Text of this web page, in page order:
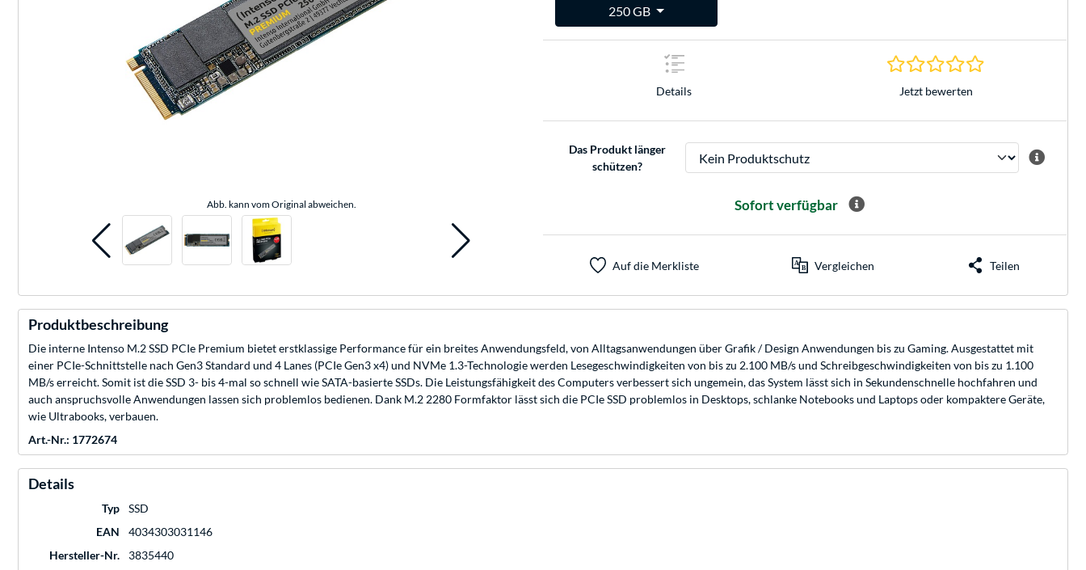
Abb. kann vom Original abweichen.
250 GB
Details
0.0 Sterne bei 0
Jetzt bewerten
Das Produkt länger
schützen?
Sofort verfügbar
Auf die Merkliste Vergleichen Teilen
Produktbeschreibung
Die interne Intenso M.2 SSD PCIe Premium bietet erstklassige Performance für ein breites Anwendungsfeld, von Alltagsanwendungen über Grafik / Design Anwendungen bis zu Gaming. Ausgestattet mit
einer PCIe-Schnittstelle nach Gen3 Standard und 4 Lanes (PCIe Gen3 x4) und NVMe 1.3-Technologie werden Lesegeschwindigkeiten von bis zu 2.100 MB/s und Schreibgeschwindigkeiten von bis zu 1.100
MB/s erreicht. Somit ist die SSD 3- bis 4-mal so schnell wie SATA-basierte SSDs. Die Leistungsfähigkeit des Computers verbessert sich ungemein, das System lässt sich in Sekundenschnelle hochfahren und
auch anspruchsvolle Anwendungen lassen sich problemlos bedienen. Dank M.2 2280 Formfaktor lässt sich die PCIe SSD problemlos in Desktops, schlanke Notebooks und Laptops oder kompaktere Geräte,
wie Ultrabooks, verbauen.
Art.-Nr.: 1772674
Details
Typ
SSD
EAN
4034303031146
Hersteller-Nr.
3835440